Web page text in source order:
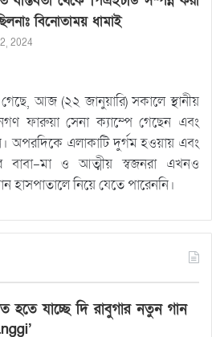
বিনোতাময় ধামাই
2024
গেছে, আজ (২২ জানুয়ারি) সকালে স্থানীয়
ফারুয়া সেনা ক্যাম্পে গেছেন এবং
অপরদিকে এলাকাটি দুর্গম হওয়ায় এবং
বাবা-মা ও আত্মীয় স্বজনরা এখনও
হাসপাতালে নিয়ে যেতে পারেননি।
হতে যাচ্ছে দি রাবুগার নতুন গান